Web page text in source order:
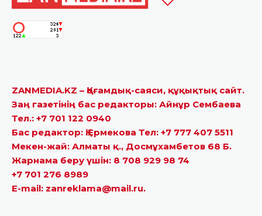
ZANMEDIA.KZ – Қоғамдық-саяси, құқықтық сайт.
Заң газетінің бас редакторы: Айнұр Сембаева
Тел.: +7 701 122 0940
Бас редактор: Қ.Ермекова Тел: +7 777 407 5511
Мекен-жай: Алматы қ., Досмұхамбетов 68 Б.
Жарнама беру үшін: 8 708 929 98 74
+7 701 276 8989
E-mail: zanreklama@mail.ru.